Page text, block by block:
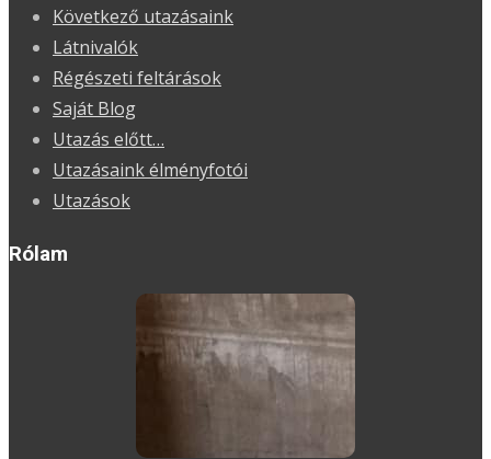
Következő utazásaink
Látnivalók
Régészeti feltárások
Saját Blog
Utazás előtt…
Utazásaink élményfotói
Utazások
Rólam